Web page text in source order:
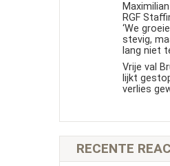
RGF
‘We
stevig,
lang niet
Vrije val
lijkt
verlies
RECENTE